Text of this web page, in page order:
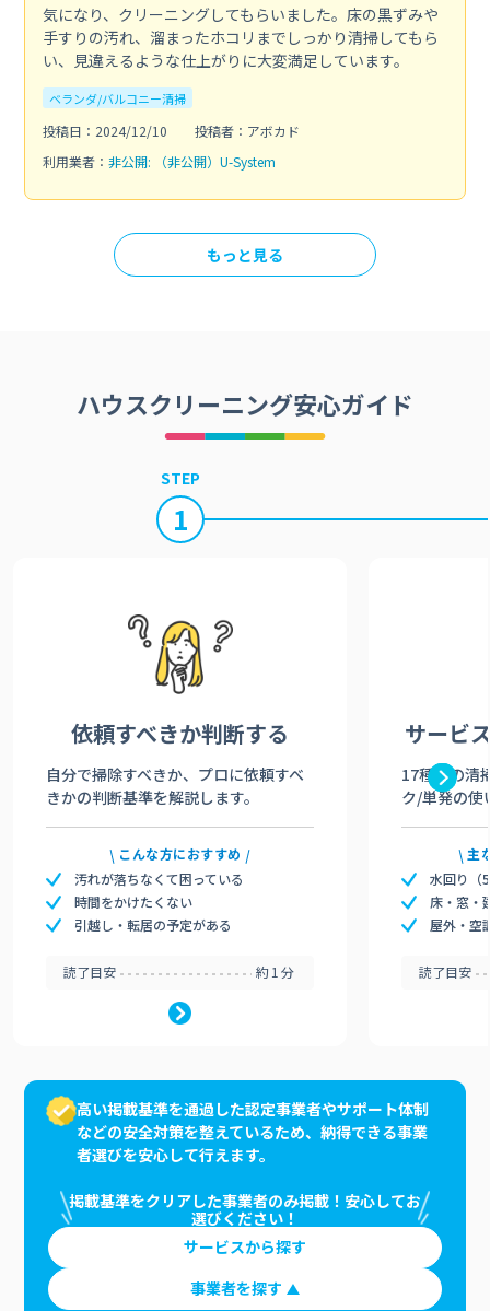
気になり、クリーニングしてもらいました。床の黒ずみや
手すりの汚れ、溜まったホコリまでしっかり清掃してもら
い、見違えるような仕上がりに大変満足しています。
ベランダ/バルコニー清掃
投稿日：2024/12/10
投稿者：アボカド
利用業者： 非公開: （非公開）U-System
もっと見る
ハウスクリーニング安心ガイド
STEP
1
依頼すべきか判断する
自分で掃除すべきか、プロに依頼すべ
きかの判断基準を解説します。
こんな方におすすめ
汚れが落ちなくて困っている
時間をかけたくない
引越し・転居の予定がある
読了目安 約1分
サービ
17種類の清
ク/単発の使
主
水回り（
床・窓・
屋外・空
読了目安
高い掲載基準を通過した認定事業者やサポート体制
などの安全対策を整えているため、納得できる事業
者選びを安心して行えます。
掲載基準をクリアした事業者のみ掲載！安心してお
選びください！
サービスから探す
事業者を探す